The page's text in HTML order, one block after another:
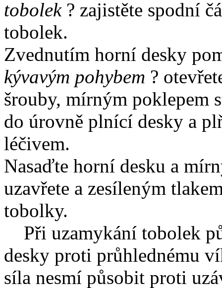
tobolek? zajistěte spodní
Zvednutím horní desky
kývavým pohybem ?
šrouby, mírným poklepem
do úrovně plnící desky a
Nasaďte horní desku a
uzavřete a zesíleným
Při uzamykání tobolek
desky proti průhlednému
síla nesmí působit proti